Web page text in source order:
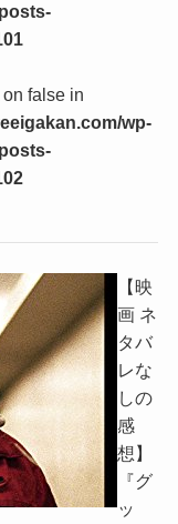
false in
wp-
【映
画 ネ
タバ
レな
しの
感
想】
『グ
ッ